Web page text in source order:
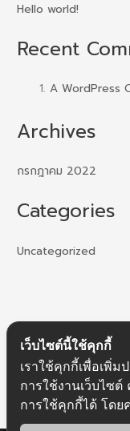
Hello world!
Recent
A WordPress
Archives
กรกฎาคม 2022
Categories
Uncategorized
เว็บไซต์นี้ใช้คุกกี้
เราใช้คุกกี้เพื่อเพิ่
การใช้งานเว็บไซ
การใช้คุกกี้ได้ โด